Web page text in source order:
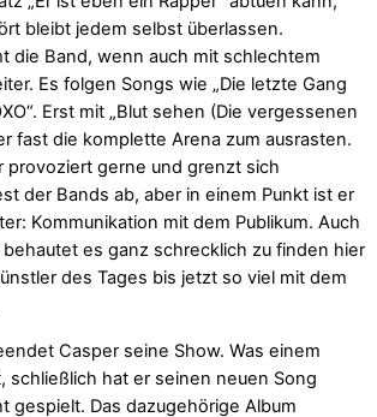
bleibt jedem selbst überlassen.
die Band, wenn auch mit schlechtem
Es folgen Songs wie „Die letzte Gang
Erst mit „Blut sehen (Die vergessenen
fast die komplette Arena zum ausrasten.
provoziert gerne und grenzt sich
der Bands ab, aber in einem Punkt ist er
Kommunikation mit dem Publikum. Auch
es ganz schrecklich zu finden hier
des Tages bis jetzt so viel mit dem
Casper seine Show. Was einem
schließlich hat er seinen neuen Song
gespielt. Das dazugehörige Album